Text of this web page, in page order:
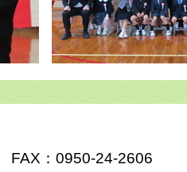
FAX：0950-24-2606